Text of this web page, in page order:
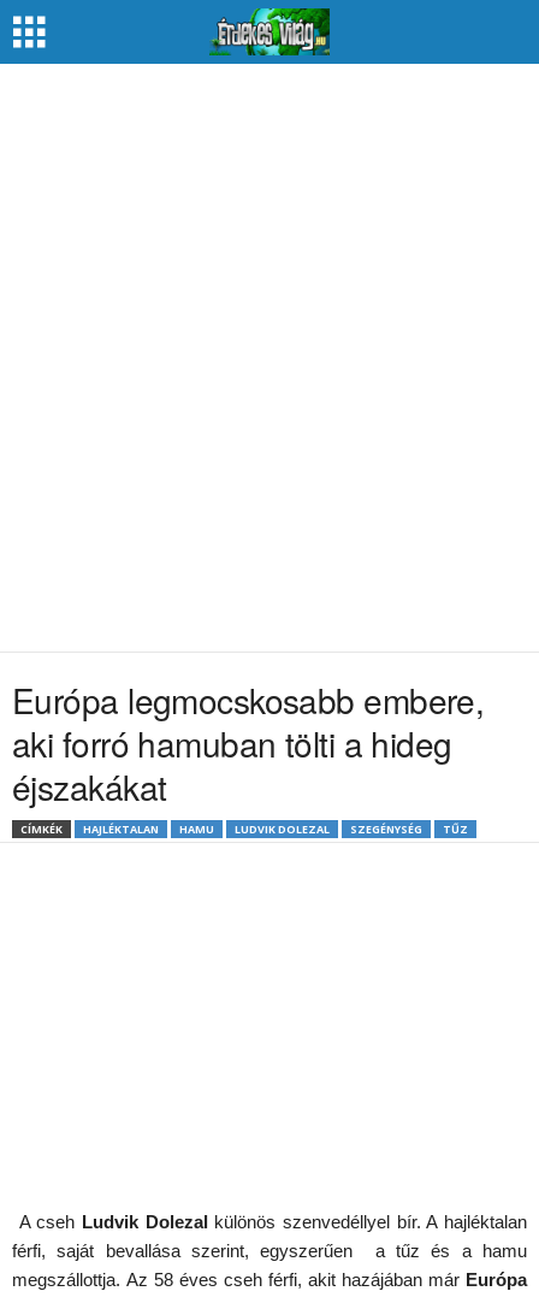
Európa legmocskosabb embere,
aki forró hamuban tölti a hideg
éjszakákat
CÍMKÉK HAJLÉKTALAN HAMU LUDVIK DOLEZAL SZEGÉNYSÉG TŰZ
A cseh Ludvik Dolezalkülönös szenvedéllyel bír. A hajléktalan
férfi, saját bevallása szerint, egyszerűen a tűz és a hamu
megszállottja. Az 58 éves cseh férfi, akit hazájában már Európa